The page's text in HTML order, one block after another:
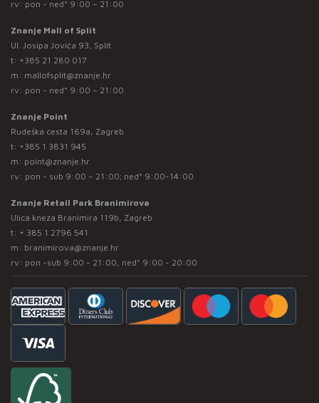
rv: pon - ned* 9:00 – 21:00
Znanje Mall of Split
Ul. Josipa Jovića 93, Split
t: +385 21 280 017
m: mallofsplit@znanje.hr
rv: pon - ned* 9:00 – 21:00
Znanje Point
Rudeška cesta 169a, Zagreb
t: +385 1 3831 945
m: point@znanje.hr
rv: pon - sub 9:00 – 21:00; ned* 9:00-14:00
Znanje Retail Park Branimirova
Ulica kneza Branimira 119b, Zagreb
t: + 385 1 2796 541
m: branimirova@znanje.hr
rv: pon -sub 9:00 - 21:00, ned* 9:00 - 20:00